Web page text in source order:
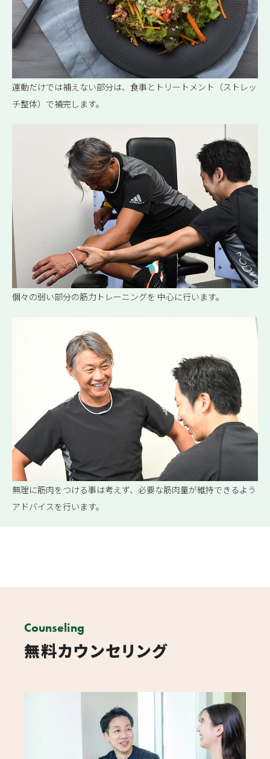
運動だけでは補えない部分は、食事とトリートメント（ストレッ
チ整体）で補完します。
個々の弱い部分の筋力トレーニングを 中心に行います。
無理に筋肉をつける事は考えず、必要な筋肉量が維持できるよう
アドバイスを行います。
Counseling
無料カウンセリング